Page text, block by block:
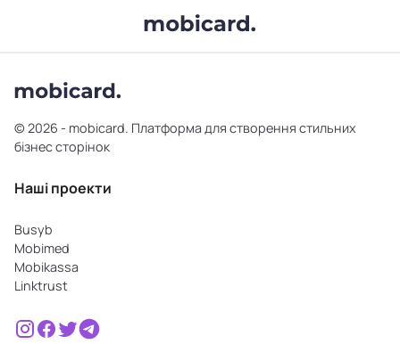
© 2026 - mobicard. Платформа для створення стильних
бізнес сторінок
Наші проекти
Busyb
Mobimed
Mobikassa
Linktrust